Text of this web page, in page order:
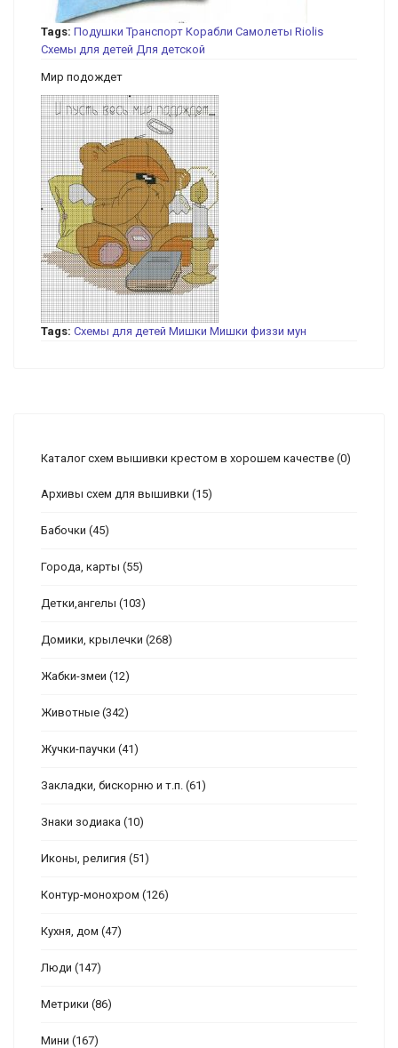
Tags: Подушки Транспорт Корабли Самолеты Riolis
Схемы для детей Для детской
Мир подождет
Tags: Схемы для детей Мишки Мишки физзи мун
Каталог схем вышивки крестом в хорошем качестве (0)
Архивы схем для вышивки (15)
Бабочки (45)
Города, карты (55)
Детки,ангелы (103)
Домики, крылечки (268)
Жабки-змеи (12)
Животные (342)
Жучки-паучки (41)
Закладки, бискорню и т.п. (61)
Знаки зодиака (10)
Иконы, религия (51)
Контур-монохром (126)
Кухня, дом (47)
Люди (147)
Метрики (86)
Мини (167)